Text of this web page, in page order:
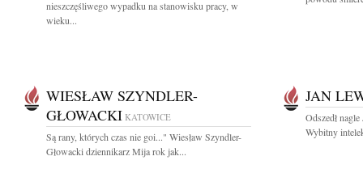
nieszczęśliwego wypadku na stanowisku pracy, w
wieku...
WIESŁAW SZYNDLER-
GŁOWACKI KATOWICE
Są rany, których czas nie goi..." Wiesław Szyndler-
Głowacki dziennikarz Mija rok jak...
JAN
Odszedł
Wybitny